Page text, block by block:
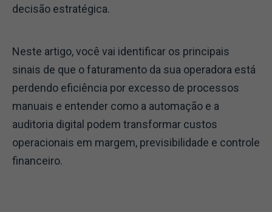
decisão estratégica.
Neste artigo, você vai identificar os principais
sinais de que o faturamento da sua operadora está
perdendo eficiência por excesso de processos
manuais e entender como a automação e a
auditoria digital podem transformar custos
operacionais em margem, previsibilidade e controle
financeiro.